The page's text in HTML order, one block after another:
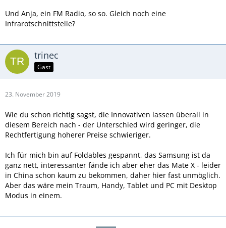
Und Anja, ein FM Radio, so so. Gleich noch eine
Infrarotschnittstelle?
trinec
Gast
23. November 2019
Wie du schon richtig sagst, die Innovativen lassen überall in
diesem Bereich nach - der Unterschied wird geringer, die
Rechtfertigung hoherer Preise schwieriger.
Ich für mich bin auf Foldables gespannt, das Samsung ist da
ganz nett, interessanter fände ich aber eher das Mate X - leider
in China schon kaum zu bekommen, daher hier fast unmöglich.
Aber das wäre mein Traum, Handy, Tablet und PC mit Desktop
Modus in einem.